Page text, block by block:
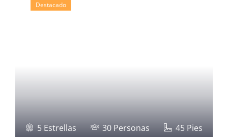
Destacado
5 Estrellas 30 Personas 45 Pies